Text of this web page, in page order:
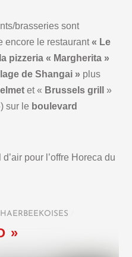
brasseries sont
encore le restaurant« Le
pizzeria « Margherita »
de Shangai » plus
et « Brussels grill
»
sur le boulevard
pour l’offre Horeca du
»